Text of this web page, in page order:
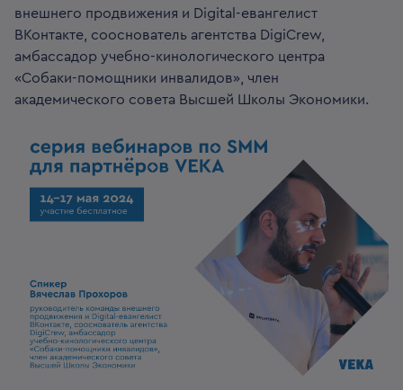
внешнего продвижения и Digital-евангелист
ВКонтакте, сооснователь агентства DigiCrew,
амбассадор учебно-кинологического центра
«Собаки-помощники инвалидов», член
академического совета Высшей Школы Экономики.